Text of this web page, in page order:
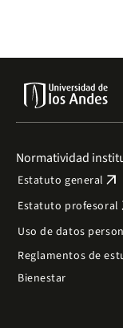
Normatividad
Estatuto general arrow_outward
Estatuto profesoral
Uso de datos
Reglamentos de
Bienestar